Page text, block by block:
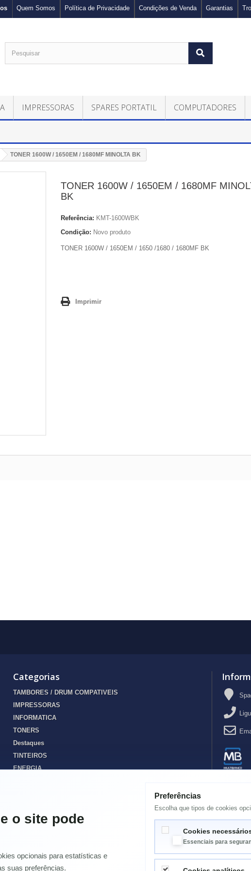
Garantias
Condições de Venda
Política de Privacidade
Quem Somos
IMPRESSORAS SPARES PORTATIL COMPUTADORES
TONER 1600W / 1650EM / 1680MF MINOLTA BK
TONER 1600W / 1650EM / 1680MF
BK
Referência: KMT-1600WBK
Condição: Novo produto
TONER 1600W / 1650EM / 1650 /1680 / 1680MF BK
Imprimir
Categorias
TAMBORES / DRUM COMPATIVEIS
IMPRESSORAS
INFORMATICA
TONERS
Destaques
TINTEIROS
ENERGIA
CAIXA RESIDUOS / TANQUE MANUTENÇÃO JATO TINTA
o site pode
opcionais para estatísticas e
suas preferências.
Preferências
Escolha que tipos de cookies
Cookies
Essenciais para